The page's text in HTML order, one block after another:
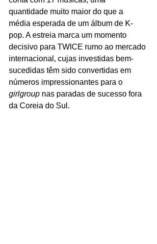
quantidade muito maior do que a
média esperada de um álbum de K-
pop. A estreia marca um momento
decisivo para TWICE rumo ao mercado
internacional, cujas investidas bem-
sucedidas têm sido convertidas em
números impressionantes para o
girlgroup nas paradas de sucesso fora
da Coreia do Sul.